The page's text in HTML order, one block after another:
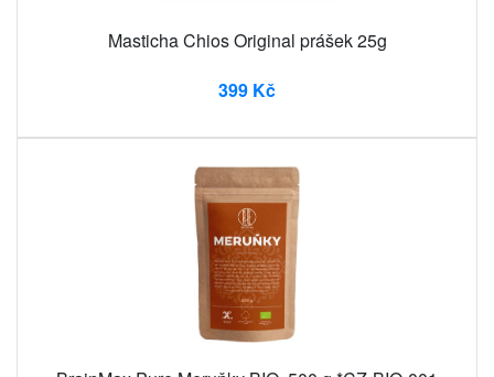
Masticha Chios Original prášek 25g
399 Kč